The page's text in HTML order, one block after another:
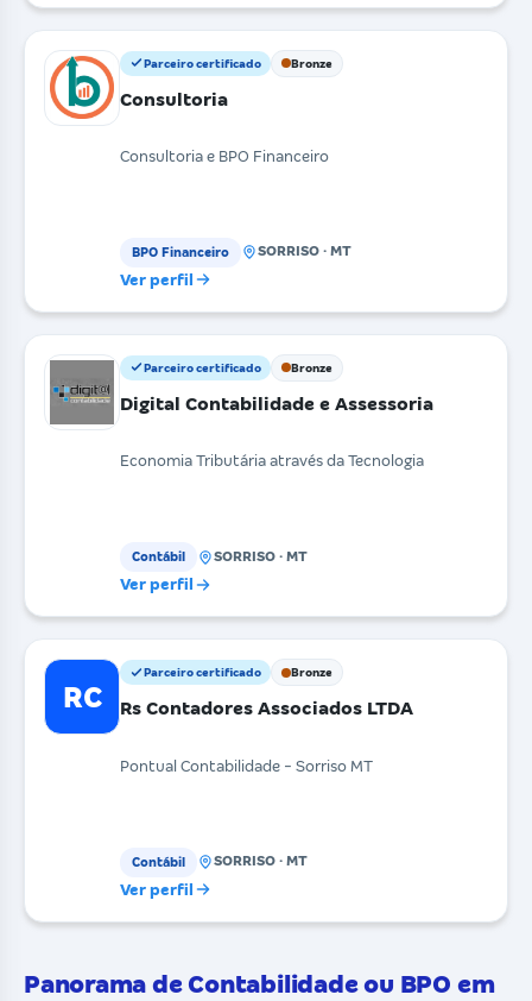
Parceiro certificado Bronze
Consultoria
Consultoria e BPO Financeiro
BPO Financeiro SORRISO · MT
Ver perfil
Parceiro certificado Bronze
Digital Contabilidade e Assessoria
Economia Tributária através da Tecnologia
Contábil SORRISO · MT
Ver perfil
RC
Parceiro certificado Bronze
Rs Contadores Associados LTDA
Pontual Contabilidade - Sorriso MT
Contábil SORRISO · MT
Ver perfil
Panorama de Contabilidade ou BPO em